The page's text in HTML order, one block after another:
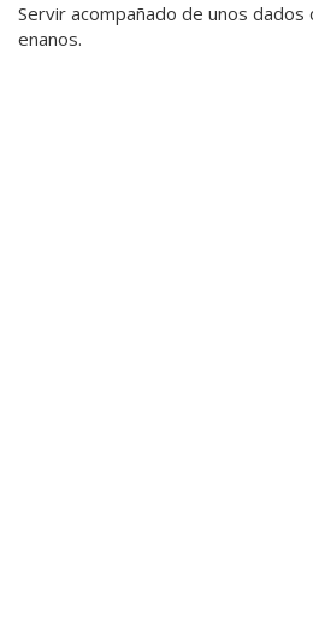
Servir acompañado de unos
enanos.